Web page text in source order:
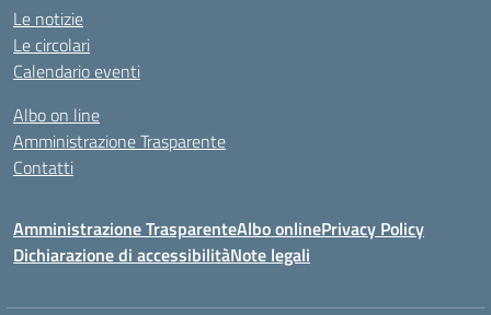
Le notizie
Le circolari
Calendario eventi
Albo on line
Amministrazione Trasparente
Contatti
Amministrazione TrasparenteAlbo onlinePrivacy Policy
Dichiarazione di accessibilitàNote legali